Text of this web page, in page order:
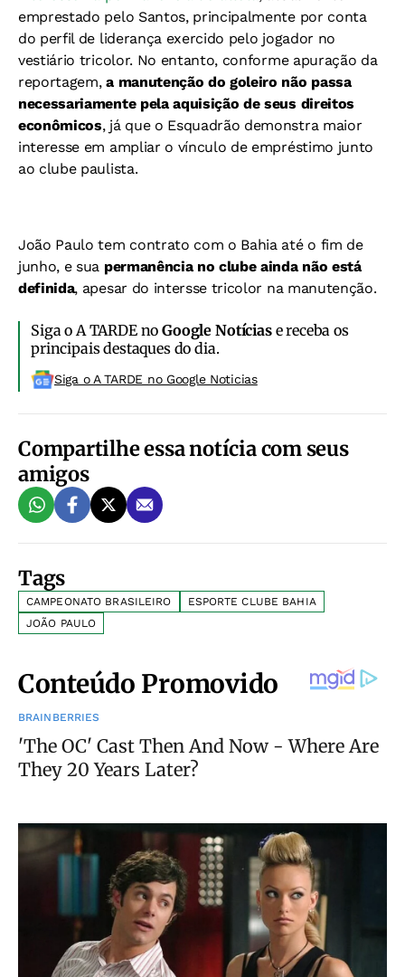
emprestado pelo Santos, principalmente por conta
do perfil de liderança exercido pelo jogador no
vestiário tricolor. No entanto, conforme apuração da
reportagem,a manutenção do goleiro não passa
necessariamente pela aquisição de seus direitos
econômicos, já que o Esquadrão demonstra maior
interesse em ampliar o vínculo de empréstimo junto
ao clube paulista.
João Paulo tem contrato com o Bahia até o fim de
junho, e sua permanência no clube ainda não está
definida, apesar do intersse tricolor na manutenção.
Siga o A TARDE noGoogle Notíciase receba os
principais destaques do dia.
Siga o A TARDE no Google Noticias
Compartilhe essa notícia com seus
amigos
Tags
CAMPEONATO BRASILEIRO
ESPORTE CLUBE BAHIA
JOÃO PAULO